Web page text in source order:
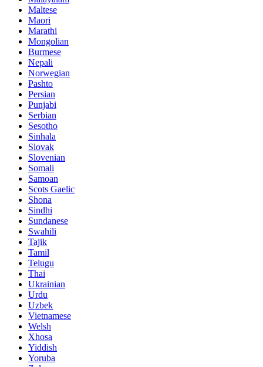
Maltese
Maori
Marathi
Mongolian
Burmese
Nepali
Norwegian
Pashto
Persian
Punjabi
Serbian
Sesotho
Sinhala
Slovak
Slovenian
Somali
Samoan
Scots Gaelic
Shona
Sindhi
Sundanese
Swahili
Tajik
Tamil
Telugu
Thai
Ukrainian
Urdu
Uzbek
Vietnamese
Welsh
Xhosa
Yiddish
Yoruba